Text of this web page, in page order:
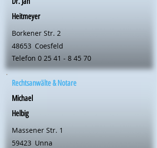
Heitmeyer
Borkener Str. 2
48653 Coesfeld
Telefon 0 25 41 - 8 45 70
Rechtsanwälte & Notare
Michael
Helbig
Massener Str. 1
59423 Unna